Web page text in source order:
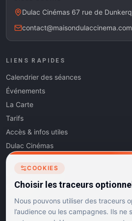
Dulac Cinémas 67 rue de
contact@maisondulaccinema.com
LIENS RAPIDES
Calendrier des séances
Événements
La Carte
Tarifs
Accès & infos utiles
Dulac Cinémas
Cinéma5
Les Dits de l'Art
Contact
COOKIES
Choisir les traceurs
Nous pouvons utiliser des traceurs
l’audience ou les campagnes. Ils ne